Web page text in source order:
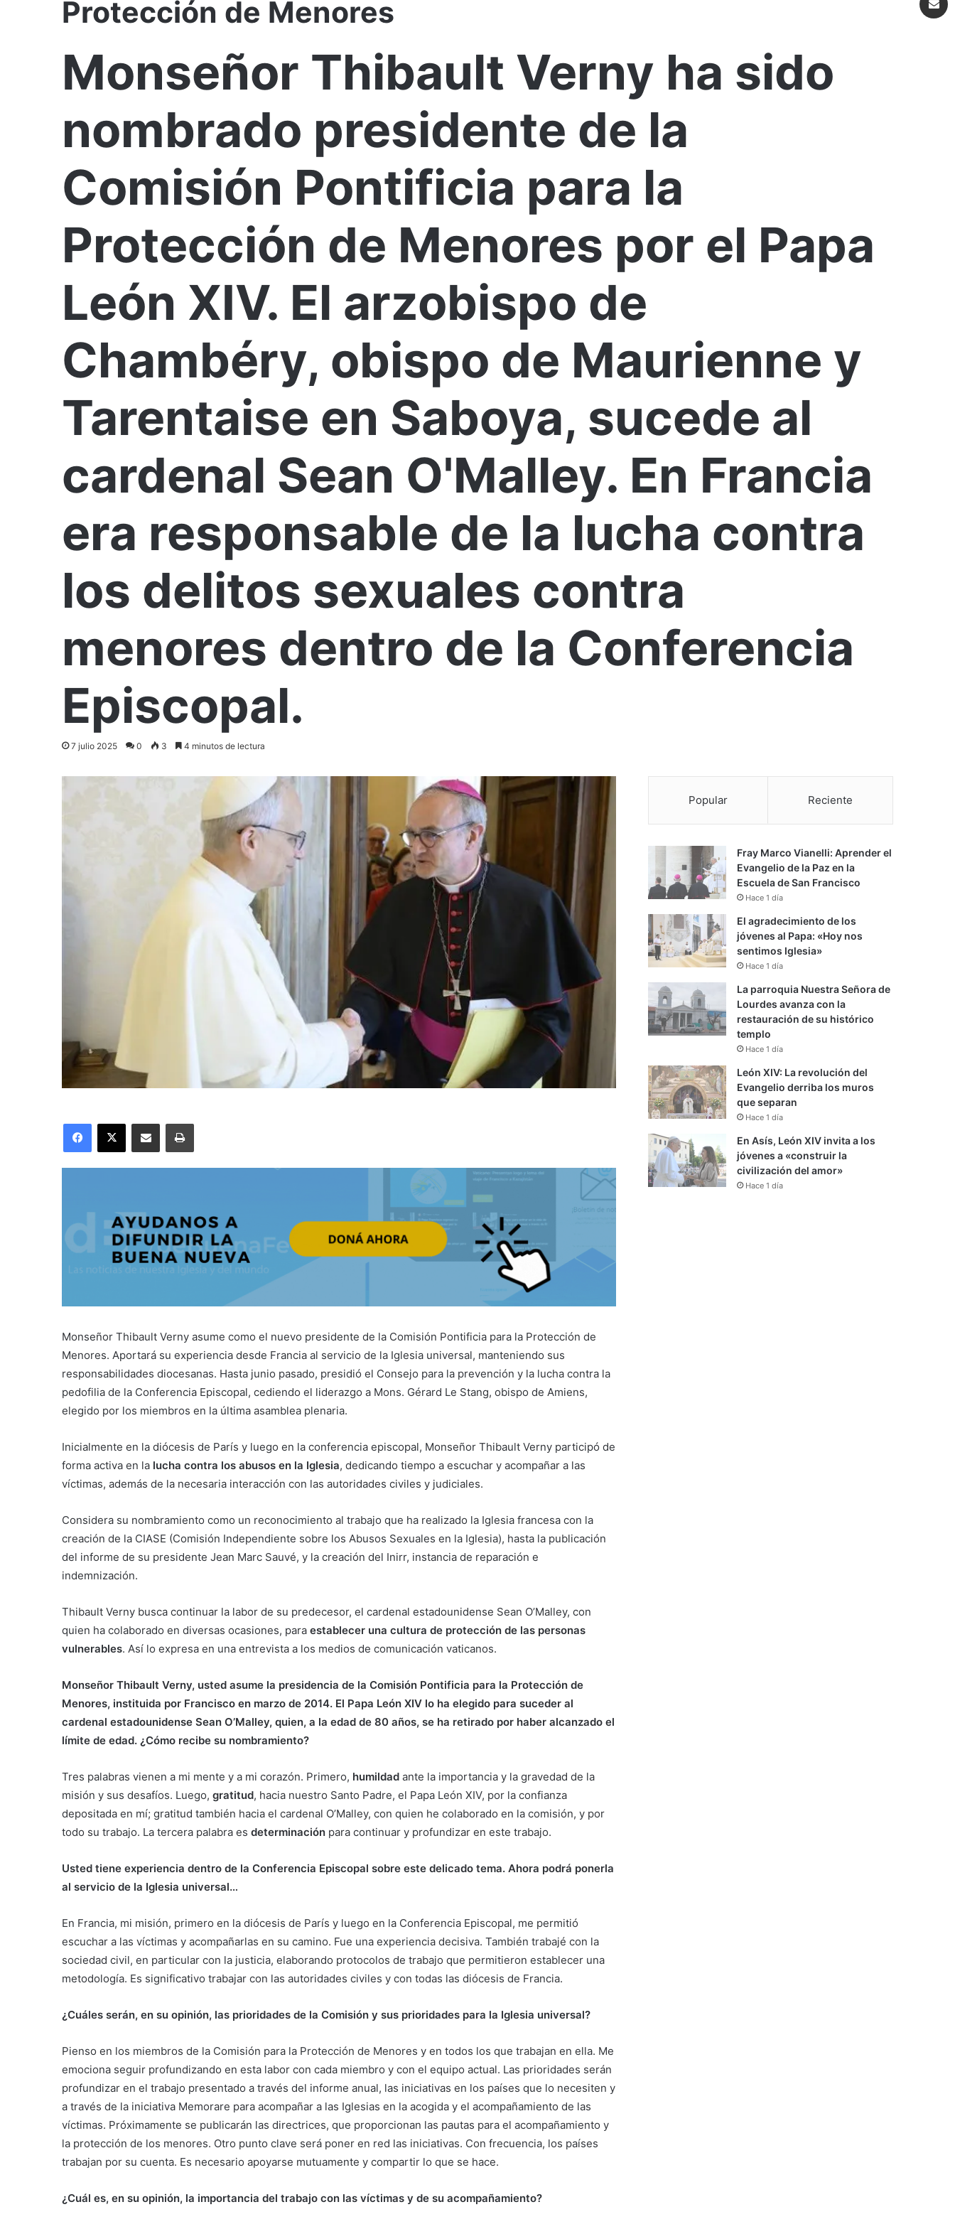
Protección de Menores
Monseñor Thibault Verny ha sido
nombrado presidente de la
Comisión Pontificia para la
Protección de Menores por el Papa
León XIV. El arzobispo de
Chambéry, obispo de Maurienne y
Tarentaise en Saboya, sucede al
cardenal Sean O'Malley. En Francia
era responsable de la lucha contra
los delitos sexuales contra
menores dentro de la Conferencia
Episcopal.
7 julio 2025 0 3 4 minutos de lectura
Monseñor Thibault Verny asume como el nuevo presidente de la Comisión Pontificia para la Protección de
Menores. Aportará su experiencia desde Francia al servicio de la Iglesia universal, manteniendo sus
responsabilidades diocesanas. Hasta junio pasado, presidió el Consejo para la prevención y la lucha contra la
pedofilia de la Conferencia Episcopal, cediendo el liderazgo a Mons. Gérard Le Stang, obispo de Amiens,
elegido por los miembros en la última asamblea plenaria.
Inicialmente en la diócesis de París y luego en la conferencia episcopal, Monseñor Thibault Verny participó de
forma activa en la lucha contra los abusos en la Iglesia, dedicando tiempo a escuchar y acompañar a las
víctimas, además de la necesaria interacción con las autoridades civiles y judiciales.
Considera su nombramiento como un reconocimiento al trabajo que ha realizado la Iglesia francesa con la
creación de la CIASE (Comisión Independiente sobre los Abusos Sexuales en la Iglesia), hasta la publicación
del informe de su presidente Jean Marc Sauvé, y la creación del Inirr, instancia de reparación e
indemnización.
Thibault Verny busca continuar la labor de su predecesor, el cardenal estadounidense Sean O’Malley, con
quien ha colaborado en diversas ocasiones, para establecer una cultura de protección de las personas
vulnerables. Así lo expresa en una entrevista a los medios de comunicación vaticanos.
Monseñor Thibault Verny, usted asume la presidencia de la Comisión Pontificia para la Protección de
Menores, instituida por Francisco en marzo de 2014. El Papa León XIV lo ha elegido para suceder al
cardenal estadounidense Sean O’Malley, quien, a la edad de 80 años, se ha retirado por haber alcanzado el
límite de edad. ¿Cómo recibe su nombramiento?
Tres palabras vienen a mi mente y a mi corazón. Primero, humildad ante la importancia y la gravedad de la
misión y sus desafíos. Luego, gratitud, hacia nuestro Santo Padre, el Papa León XIV, por la confianza
depositada en mí; gratitud también hacia el cardenal O’Malley, con quien he colaborado en la comisión, y por
todo su trabajo. La tercera palabra es determinación para continuar y profundizar en este trabajo.
Usted tiene experiencia dentro de la Conferencia Episcopal sobre este delicado tema. Ahora podrá ponerla
al servicio de la Iglesia universal…
En Francia, mi misión, primero en la diócesis de París y luego en la Conferencia Episcopal, me permitió
escuchar a las víctimas y acompañarlas en su camino. Fue una experiencia decisiva. También trabajé con la
sociedad civil, en particular con la justicia, elaborando protocolos de trabajo que permitieron establecer una
metodología. Es significativo trabajar con las autoridades civiles y con todas las diócesis de Francia.
¿Cuáles serán, en su opinión, las prioridades de la Comisión y sus prioridades para la Iglesia universal?
Pienso en los miembros de la Comisión para la Protección de Menores y en todos los que trabajan en ella. Me
emociona seguir profundizando en esta labor con cada miembro y con el equipo actual. Las prioridades serán
profundizar en el trabajo presentado a través del informe anual, las iniciativas en los países que lo necesiten y
a través de la iniciativa Memorare para acompañar a las Iglesias en la acogida y el acompañamiento de las
víctimas. Próximamente se publicarán las directrices, que proporcionan las pautas para el acompañamiento y
la protección de los menores. Otro punto clave será poner en red las iniciativas. Con frecuencia, los países
trabajan por su cuenta. Es necesario apoyarse mutuamente y compartir lo que se hace.
¿Cuál es, en su opinión, la importancia del trabajo con las víctimas y de su acompañamiento?
Popular Reciente
Fray Marco Vianelli: Aprender el
Evangelio de la Paz en la
Escuela de San Francisco
Hace 1 día
El agradecimiento de los
jóvenes al Papa: «Hoy nos
sentimos Iglesia»
Hace 1 día
La parroquia Nuestra Señora de
Lourdes avanza con la
restauración de su histórico
templo
Hace 1 día
León XIV: La revolución del
Evangelio derriba los muros
que separan
Hace 1 día
En Asís, León XIV invita a los
jóvenes a «construir la
civilización del amor»
Hace 1 día